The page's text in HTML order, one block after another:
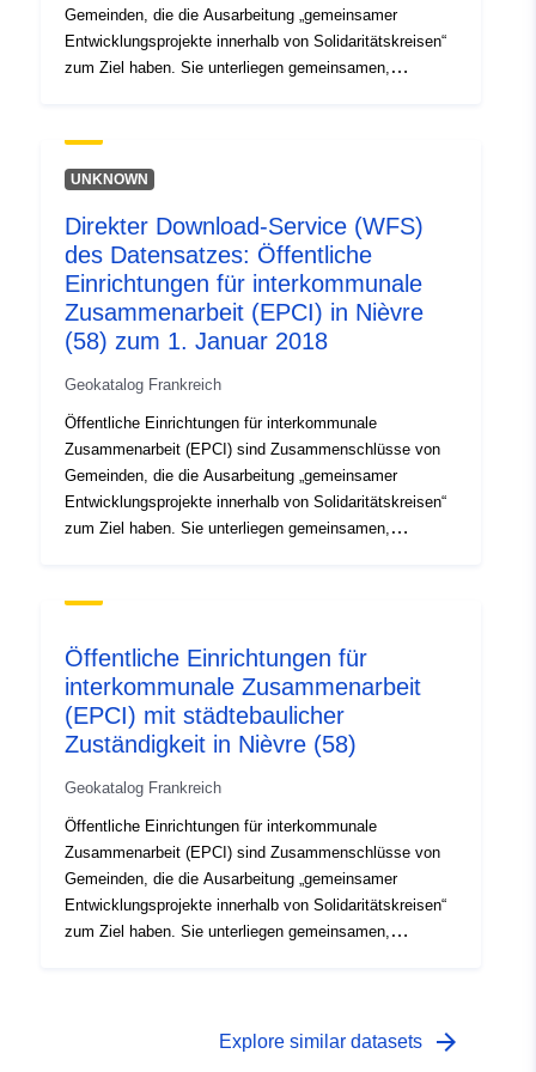
Gemeinden, die die Ausarbeitung „gemeinsamer
Entwicklungsprojekte innerhalb von Solidaritätskreisen“
zum Ziel haben. Sie unterliegen gemeinsamen,
Informationen beziehen sich auf EPCI mit eigener
Besteuerung: Stadtgemeinschaft (CU);
Gemeindegemeinschaft (CC); Verband der
Agglomeration Nouvelle (SAN); Metropole (ME). Darüber
hinaus gibt es EPCI ohne eigene Steuern: die
interkommunalen Gewerkschaften mit Einstimmigkeit
(SIVU), die Interkommunalen Syndicats à Vocation
Multiple (SIVOM), die geschlossenen gemischten
Gewerkschaften (MS geschlossen) und die offenen
gemischten Gewerkschaften (SM offen).
UNKNOWN
Direkter Download-Service (WFS)
des Datensatzes: Öffentliche
Einrichtungen für interkommunale
Zusammenarbeit (EPCI) in Nièvre
(58) zum 1. Januar 2018
Geokatalog Frankreich
Öffentliche Einrichtungen für interkommunale
Zusammenarbeit (EPCI) sind Zusammenschlüsse von
Gemeinden, die die Ausarbeitung „gemeinsamer
Entwicklungsprojekte innerhalb von Solidaritätskreisen“
zum Ziel haben. Sie unterliegen gemeinsamen,
Informationen beziehen sich auf EPCI mit eigener
Agglomerationsgemeinschaft (CA);
Gemeindegemeinschaft (CC); Verband der
Agglomeration Nouvelle (SAN); Metropole (ME). Darüber
hinaus gibt es EPCI ohne eigene Steuern: die
(SIVU), die Interkommunalen Syndicats à Vocation
Multiple (SIVOM), die geschlossenen gemischten
Gewerkschaften (MS geschlossen) und die offenen
gemischten Gewerkschaften (SM offen).
Öffentliche Einrichtungen für
interkommunale Zusammenarbeit
(EPCI) mit städtebaulicher
Zuständigkeit in Nièvre (58)
Geokatalog Frankreich
Öffentliche Einrichtungen für interkommunale
Zusammenarbeit (EPCI) sind Zusammenschlüsse von
Gemeinden, die die Ausarbeitung „gemeinsamer
Entwicklungsprojekte innerhalb von Solidaritätskreisen“
zum Ziel haben. Sie unterliegen gemeinsamen,
Besteuerung: Stadtgemeinschaft (CU);
Explore similar datasets arrow_forward